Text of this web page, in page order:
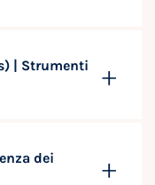
| Strumenti
dei